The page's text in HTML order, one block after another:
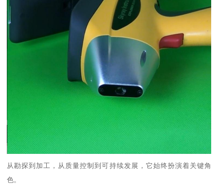
从勘探到加工，从质量控制到可持续发展，它始终扮演着关键角
色。